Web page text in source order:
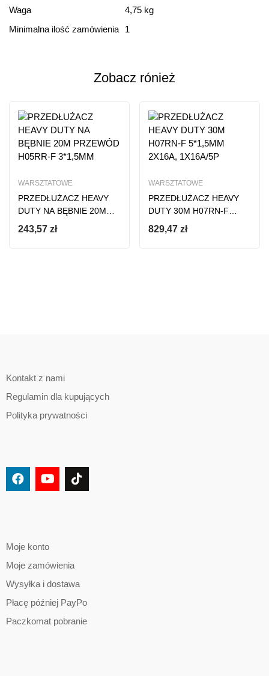
Waga
4,75 kg
Minimalna ilość zamówienia
1
Ocena i recenzja
Based on 0 Reviews
Ten produkt nie ma jeszcze opinii
Zobacz rónież
WARSZTATOWE
PRZEDŁUŻACZ HEAVY
DUTY NA BĘBNIE 20M
PRZEWÓD H05RR-F
3*1,5MM
243,57 zł
WARSZTATOWE
PRZEDŁUŻACZ HEAVY
DUTY 30M H07RN-F
5*1,5MM 2X16A,
1X16A/5P
829,47 zł
Kontakt z nami
Regulamin dla kupujących
Polityka prywatności
Moje konto
Moje zamówienia
Wysyłka i dostawa
Płacę później PayPo
Paczkomat pobranie